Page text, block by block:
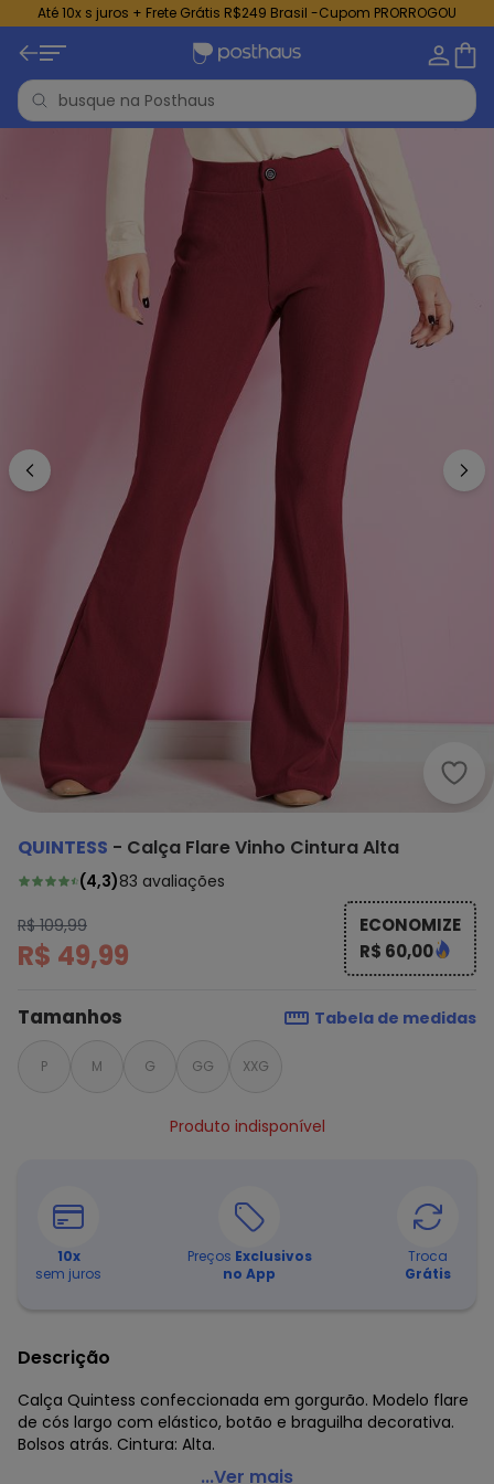
Até 10x s juros + Frete Grátis R$249 Brasil -Cupom PRORROGOU
QUINTESS - Calça Flare Vinho Cintura Alta
(4,3)83 avaliações
R$ 109,99
R$ 49,99
ECONOMIZE
R$ 60,00
Tamanhos Tabela de medidas
P M G GG XXG
Produto indisponível
10x
sem juros
Preços Exclusivos
no App
Troca
Grátis
Descrição
Calça Quintess confeccionada em gorgurão. Modelo flare
de cós largo com elástico, botão e braguilha decorativa.
Bolsos atrás. Cintura: Alta.
Quintess - Calça Flare Vinho Cintura Alta
...Ver mais